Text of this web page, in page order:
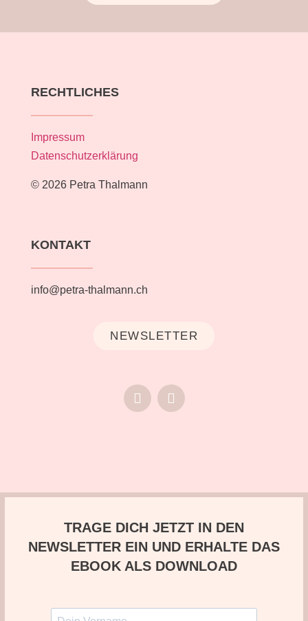
RECHTLICHES
Impressum
Datenschutzerklärung
© 2026 Petra Thalmann
KONTAKT
info@petra-thalmann.ch
NEWSLETTER
TRAGE DICH JETZT IN DEN
NEWSLETTER EIN UND ERHALTE DAS
EBOOK ALS DOWNLOAD